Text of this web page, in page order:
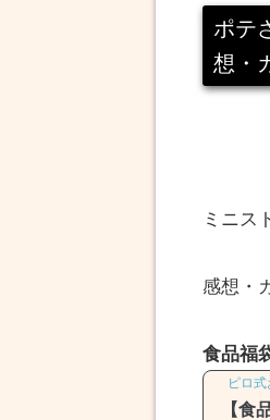
ポテ
想・
ミニス
感想・
食品福
ピロ
【食